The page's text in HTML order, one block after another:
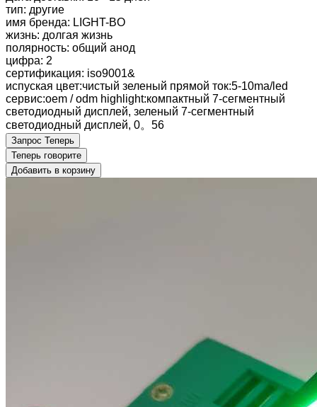
тип: другие
имя бренда: LIGHT-BO
жизнь: долгая жизнь
полярность: общий анод
цифра: 2
сертификация: iso9001&
испуская цвет:чистый зеленый прямой ток:5-10ma/led
сервис:oem / odm highlight:компактный 7-сегментный
светодиодный дисплей, зеленый 7-сегментный
светодиодный дисплей, 0。56
Запрос Теперь
Теперь говорите
Добавить в корзину